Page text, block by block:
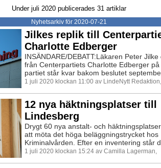
Under juli 2020 publicerades 31 artiklar
Nyhetsarkiv för 2020-07-21
Jilkes replik till
Charlotte Edberger
INSÄNDARE/DEBATT:Läkaren Peter
från Centerpartiets Charlotte Edberger
partiet står kvar bakom beslutet
1 juli 2020 klockan 11:00 av LindeNytt Redaktion,
12 nya häktningsplatser till
Lindesberg
Drygt 60 nya anstalt- och
att möta det höga beläggningstrycket hos
Kriminalvården. Efter en inventering står
1 juli 2020 klockan 15:24 av Camilla Lagerman,